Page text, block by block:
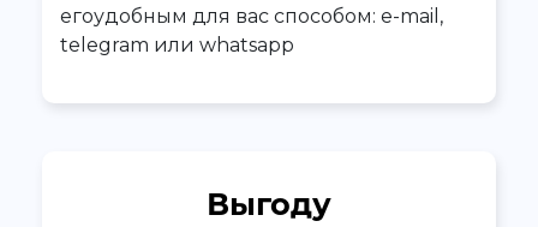
егоудобным для вас способом: e-mail,
telegram или whatsapp
Выгоду